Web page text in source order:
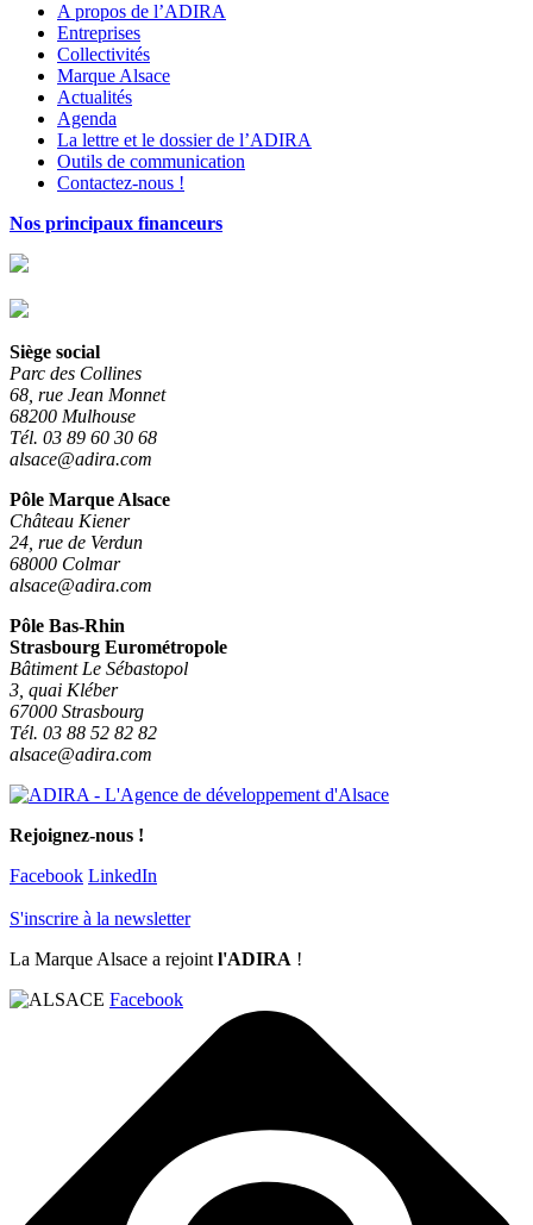
A propos de l’ADIRA
Entreprises
Collectivités
Marque Alsace
Actualités
Agenda
La lettre et le dossier de l’ADIRA
Outils de communication
Contactez-nous !
Nos principaux financeurs
Siège social
Parc des Collines
68, rue Jean Monnet
68200 Mulhouse
Tél. 03 89 60 30 68
alsace@adira.com
Pôle Marque Alsace
Château Kiener
24, rue de Verdun
68000 Colmar
alsace@adira.com
Pôle Bas-Rhin
Strasbourg Eurométropole
Bâtiment Le Sébastopol
3, quai Kléber
67000 Strasbourg
Tél. 03 88 52 82 82
alsace@adira.com
Rejoignez-nous !
Facebook LinkedIn
S'inscrire à la newsletter
La Marque Alsace a rejointl'ADIRA !
Facebook